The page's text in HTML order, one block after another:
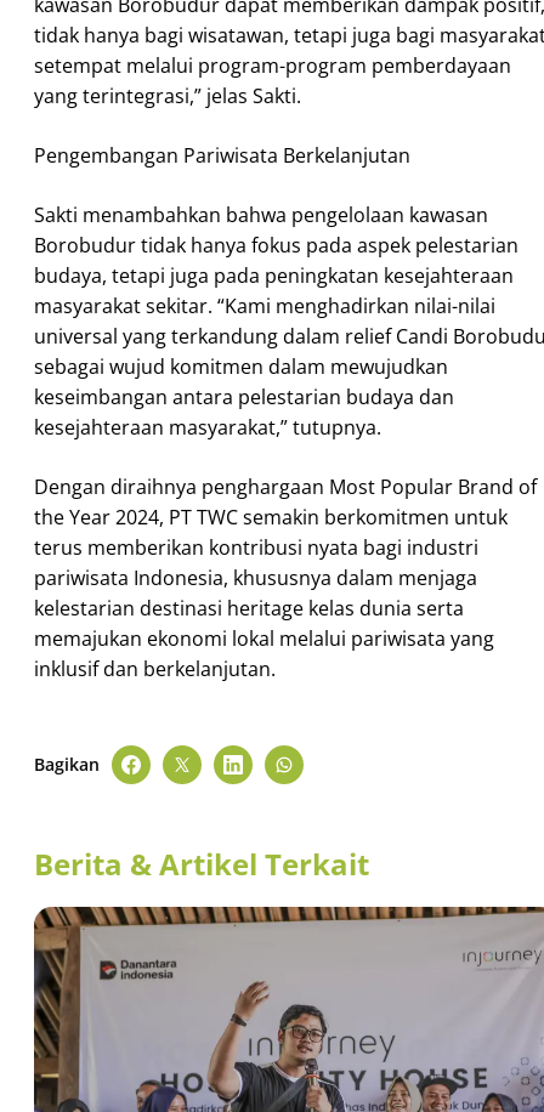
tidak hanya bagi wisatawan, tetapi juga bagi
setempat melalui program-program pemberdayaan
yang terintegrasi,” jelas Sakti.
Pengembangan Pariwisata Berkelanjutan
Sakti menambahkan bahwa pengelolaan kawasan
Borobudur tidak hanya fokus pada aspek pelestarian
budaya, tetapi juga pada peningkatan kesejahteraan
masyarakat sekitar. “Kami menghadirkan nilai-nilai
universal yang terkandung dalam relief Candi
sebagai wujud komitmen dalam mewujudkan
keseimbangan antara pelestarian budaya dan
kesejahteraan masyarakat,” tutupnya.
Dengan diraihnya penghargaan Most Popular Brand of
the Year 2024, PT TWC semakin berkomitmen untuk
terus memberikan kontribusi nyata bagi industri
pariwisata Indonesia, khususnya dalam menjaga
kelestarian destinasi heritage kelas dunia serta
memajukan ekonomi lokal melalui pariwisata yang
inklusif dan berkelanjutan.
Bagikan
Berita & Artikel Terkait